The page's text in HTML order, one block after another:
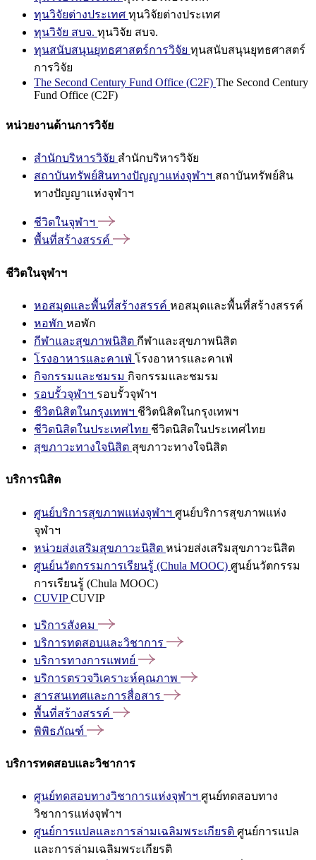
ทุนวิจัยต่างประเทศ ทุนวิจัยต่างประเทศ
ทุนวิจัย สบจ. ทุนวิจัย สบจ.
ทุนสนับสนุนยุทธศาสตร์การวิจัย ทุนสนับสนุนยุทธศาสตร์
การวิจัย
The Second Century Fund Office (C2F) The Second Century
Fund Office (C2F)
หน่วยงานด้านการวิจัย
สำนักบริหารวิจัย สำนักบริหารวิจัย
สถาบันทรัพย์สินทางปัญญาแห่งจุฬาฯ สถาบันทรัพย์สิน
ทางปัญญาแห่งจุฬาฯ
ชีวิตในจุฬาฯ
พื้นที่สร้างสรรค์
ชีวิตในจุฬาฯ
หอสมุดและพื้นที่สร้างสรรค์ หอสมุดและพื้นที่สร้างสรรค์
หอพัก หอพัก
กีฬาและสุขภาพนิสิต กีฬาและสุขภาพนิสิต
โรงอาหารและคาเฟ่ โรงอาหารและคาเฟ่
กิจกรรมและชมรม กิจกรรมและชมรม
รอบรั้วจุฬาฯ รอบรั้วจุฬาฯ
ชีวิตนิสิตในกรุงเทพฯ ชีวิตนิสิตในกรุงเทพฯ
ชีวิตนิสิตในประเทศไทย ชีวิตนิสิตในประเทศไทย
สุขภาวะทางใจนิสิต สุขภาวะทางใจนิสิต
บริการนิสิต
ศูนย์บริการสุขภาพแห่งจุฬาฯ ศูนย์บริการสุขภาพแห่ง
จุฬาฯ
หน่วยส่งเสริมสุขภาวะนิสิต หน่วยส่งเสริมสุขภาวะนิสิต
ศูนย์นวัตกรรมการเรียนรู้ (Chula MOOC) ศูนย์นวัตกรรม
การเรียนรู้ (Chula MOOC)
CUVIPCUVIP
บริการสังคม
บริการทดสอบและวิชาการ
บริการทางการแพทย์
บริการตรวจวิเคราะห์คุณภาพ
สารสนเทศและการสื่อสาร
พื้นที่สร้างสรรค์
พิพิธภัณฑ์
บริการทดสอบและวิชาการ
ศูนย์ทดสอบทางวิชาการแห่งจุฬาฯ ศูนย์ทดสอบทาง
วิชาการแห่งจุฬาฯ
ศูนย์การแปลและการล่ามเฉลิมพระเกียรติ ศูนย์การแปล
และการล่ามเฉลิมพระเกียรติ